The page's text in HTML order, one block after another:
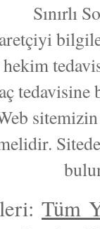
Sınırlı
Tüm